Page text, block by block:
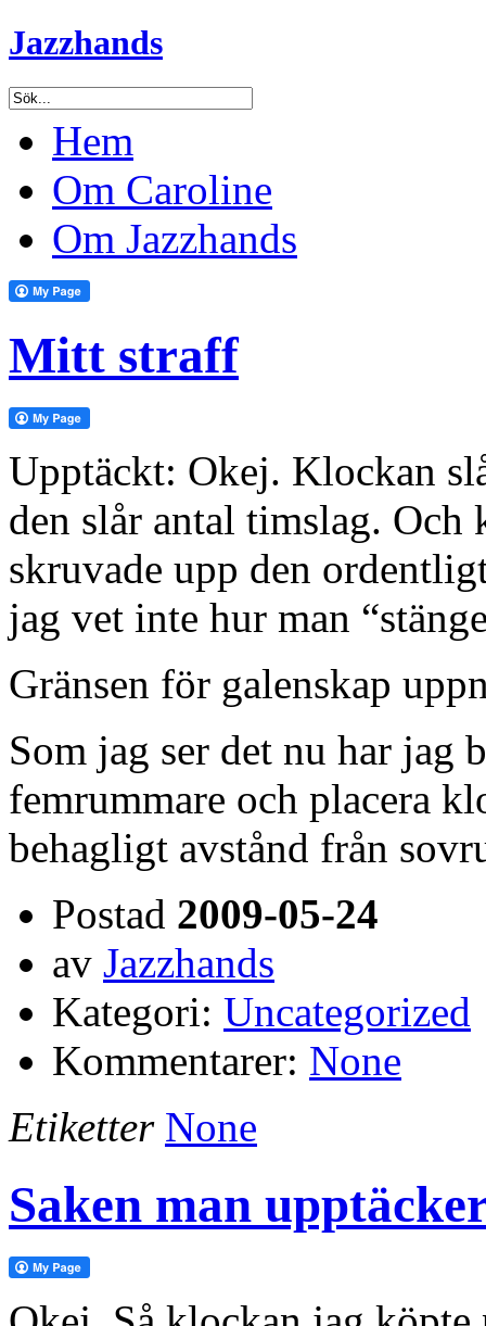
Jazzhands
Hem
Om Caroline
Om Jazzhands
Mitt straff
Upptäckt: Okej. Klockan
den slår antal timslag. Och
skruvade upp den
jag vet inte hur man
Gränsen för galenskap
Som jag ser det nu har
femrummare och placera
behagligt avstånd från
Postad 2009-05-24
av Jazzhands
Kategori: Uncategorized
Kommentarer: None
Etiketter None
Saken man